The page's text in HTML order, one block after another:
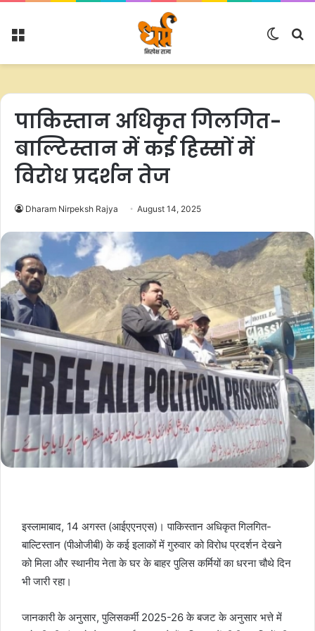
Menu
Switch
पाकिस्तान अधिकृत गिलगित-
बाल्टिस्तान में कई हिस्सों में
विरोध प्रदर्शन तेज
Dharam Nirpeksh Rajya August 14, 2025
इस्लामाबाद, 14 अगस्त (आईएएनएस)। पाकिस्तान अधिकृत गिलगित-
बाल्टिस्तान (पीओजीबी) के कई इलाकों में गुरुवार को विरोध प्रदर्शन देखने
को मिला और स्थानीय नेता के घर के बाहर पुलिस कर्मियों का धरना चौथे दिन
भी जारी रहा।
जानकारी के अनुसार, पुलिसकर्मी 2025-26 के बजट के अनुसार भत्ते में